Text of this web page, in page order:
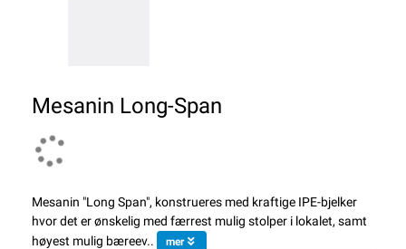
Mesanin Long-Span
Mesanin "Long Span", konstrueres med kraftige IPE-bjelker
hvor det er ønskelig med færrest mulig stolper i lokalet, samt
høyest mulig bæreev..
mer